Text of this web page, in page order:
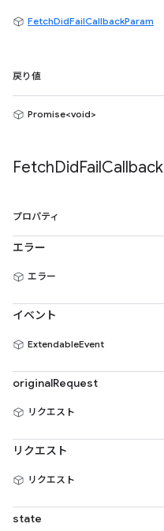
FetchDidFailCallbackParam
戻り値
Promise<void>
FetchDidFailCallback
プロパティ
エラー
エラー
イベント
ExtendableEvent
originalRequest
リクエスト
リクエスト
リクエスト
state